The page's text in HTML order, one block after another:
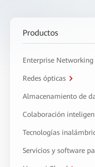
Productos
Enterprise Networking
Redes ópticas
Almacenamiento de
Colaboración
Tecnologías
Servicios y software